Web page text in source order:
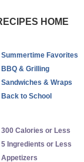
HOME
Summertime Favorites
BBQ & Grilling
Sandwiches & Wraps
Back to School
300 Calories or Less
5 Ingredients or Less
Appetizers